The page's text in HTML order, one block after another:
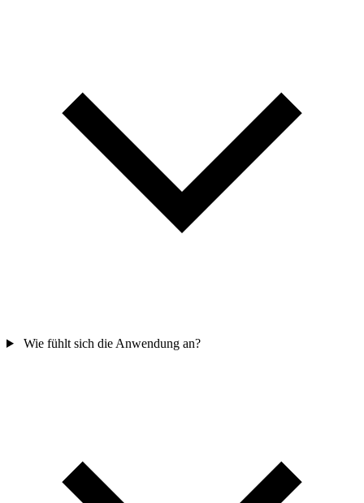
Wie fühlt sich die Anwendung an?